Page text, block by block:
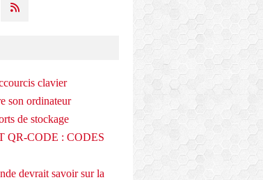
clavier
son ordinateur
de stockage
QR-CODE : CODES
devrait savoir sur la